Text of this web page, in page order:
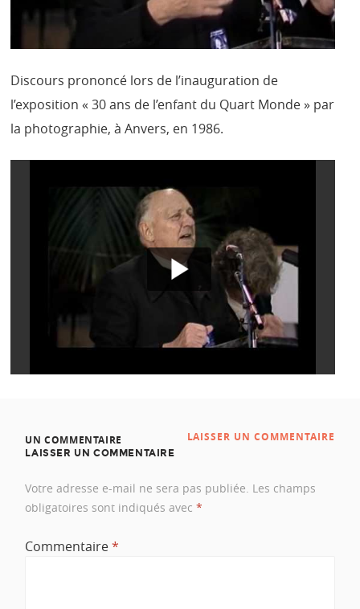
Discours prononcé lors de l’inauguration de
l’exposition « 30 ans de l’enfant du Quart Monde » par
la photographie, à Anvers, en 1986.
UN COMMENTAIRE LAISSER UN COMMENTAIRE
LAISSER UN COMMENTAIRE
Votre adresse e-mail ne sera pas publiée. Les champs
obligatoires sont indiqués avec*
Commentaire*